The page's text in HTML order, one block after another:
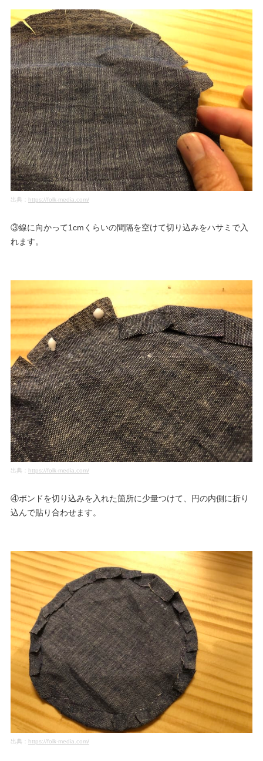
出典： https://folk-media.com/
③線に向かって1cmくらいの間隔を空けて切り込みをハサミで入
れます。
出典： https://folk-media.com/
④ボンドを切り込みを入れた箇所に少量つけて、円の内側に折り
込んで貼り合わせます。
出典： https://folk-media.com/